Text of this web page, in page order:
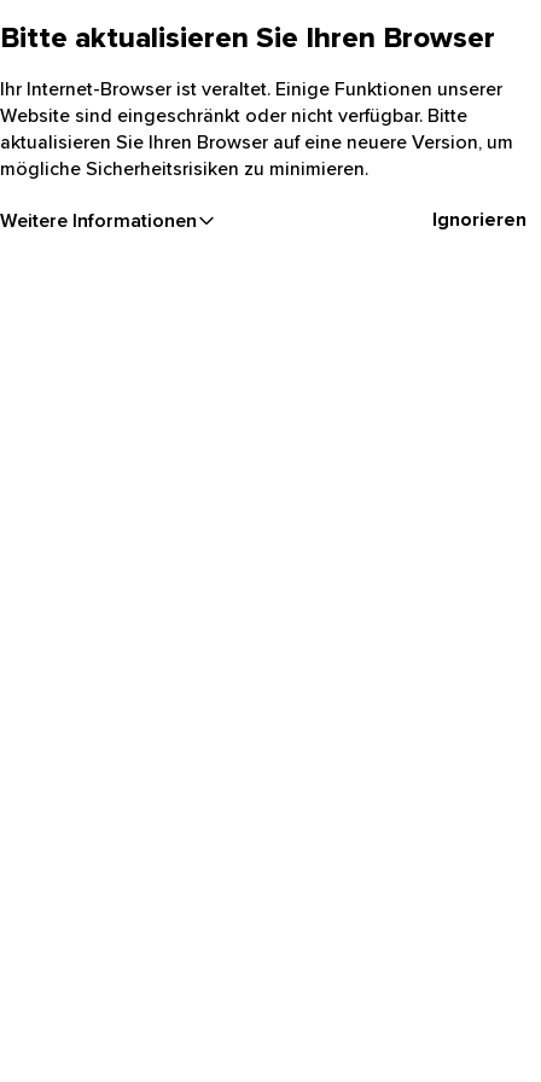
Bitte aktualisieren Sie Ihren Browser
Ihr Internet-Browser ist veraltet. Einige Funktionen unserer
Website sind eingeschränkt oder nicht verfügbar. Bitte
aktualisieren Sie Ihren Browser auf eine neuere Version, um
mögliche Sicherheitsrisiken zu minimieren.
Weitere Informationen Ignorieren